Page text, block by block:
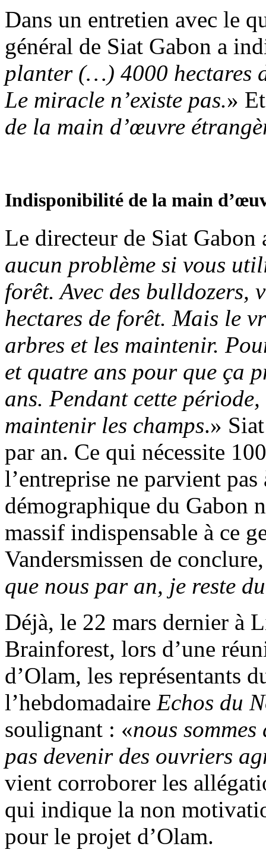
Dans un entretien avec le
général de Siat Gabon a
planter (…) 4000 hectares
Le miracle n’existe pas.»
de la main d’œuvre
Indisponibilité de la main
Le directeur de Siat Gabon
aucun problème si vous
forêt. Avec des bulldozers,
hectares de forêt. Mais le
arbres et les maintenir.
et quatre ans pour que ça
ans. Pendant cette
maintenir les champs.»
par an. Ce qui nécessite
l’entreprise ne parvient
démographique du Gabon
massif indispensable à ce
Vandersmissen de
que nous par an, je reste
Déjà, le 22 mars dernier à
Brainforest, lors d’une
d’Olam, les représentants
l’hebdomadaire Echos du
soulignant : «nous
pas devenir des ouvriers
vient corroborer les
qui indique la non
pour le projet d’Olam.